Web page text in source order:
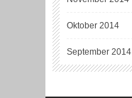
Oktober 2014
September 2014